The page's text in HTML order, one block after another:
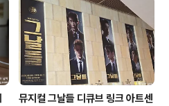
뮤지컬 그날들 디큐브 링크 아트센